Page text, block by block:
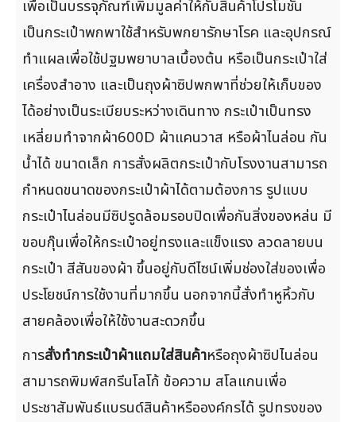
เพื่อเป็นบรรจุภัณฑ์เพิ่มมูลค่าให้กับสินค้าโปรโมชั่น
เป็นกระเป๋าพกพาใช้สำหรับพกยารักษาโรค และอุปกรณ์
ทำแผลเพื่อใช้ปฐมพยาบาลเบื้องต้น หรือเป็นกระเป๋าใส่
เครื่องสำอาง และเป็นถุงผ้าซิปพกพาที่ช่วยให้เก็บของ
ได้อย่างเป็นระเบียบระหว่างเดินทาง กระเป๋าเป็นทรง
เหลี่ยมทำจากผ้า600D ผ้าแคนวาส หรือผ้าไนล่อน กัน
น้ำได้ ขนาดเล็ก การสั่งผลิตกระเป๋ากับโรงงานสามารถ
กำหนดขนาดของกระเป๋าผ้าได้ตามต้องการ รูปแบบ
กระเป๋าไนล่อนมีซิปรูดล้อมรอบปิดเพื่อกันสิ่งของหล่น มี
ขอบกุ๊นเพื่อให้กระเป๋าอยู่ทรงและแข็งแรง ลวดลายบน
กระเป๋า สีสันของผ้า ขึ้นอยู่กับดีไซน์เพิ่มช่องใส่ของเพื่อ
ประโยชน์การใช้งานที่มากขึ้น นอกจากนี้สั่งทำหูหิ้วกับ
สายคล้องเพื่อให้ใช้งานสะดวกขึ้น
การสั่งทำกระเป๋าผ้าแถมใส่สินค้าหรือถุงผ้าซิปไนล่อน
สามารถพิมพ์สกรีนโลโก้ ข้อความ สโลแกนเพื่อ
ประชาสัมพันธ์แบรนด์สินค้าหรือองค์กรได้ รูปทรงของ